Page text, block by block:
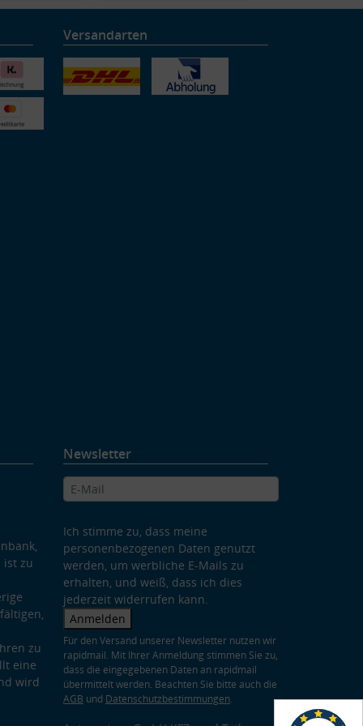
Versandarten
ist zu
zu
eine
wird
Newsletter
Ich stimme zu, dass meine
personenbezogenen Daten genutzt
werden, um werbliche E-Mails zu
erhalten, und weiß, dass ich dies
jederzeit widerrufen kann.
Anmelden
Für den Versand unserer Newsletter nutzen wir
rapidmail. Mit Ihrer Anmeldung stimmen Sie zu,
dass die eingegebenen Daten an rapidmail
übermittelt werden. Beachten Sie bitte auch die
AGB und Datenschutzbestimmungen.